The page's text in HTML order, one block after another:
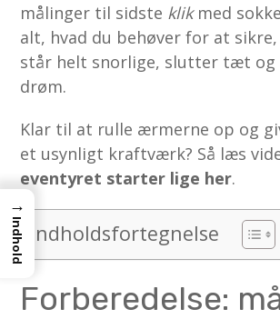
målinger til sidste klikmed
alt, hvad du behøver for at
står helt snorlige, slutter tæt og
drøm.
Klar til at rulle ærmerne op og
et usynligt kraftværk? Så læs
eventyret starter lige her.
Indholdsfortegnelse
Forberedelse:
→
Indhold